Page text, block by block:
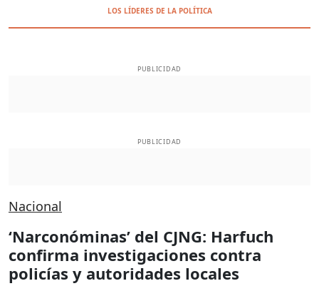
LOS LÍDERES DE LA POLÍTICA
PUBLICIDAD
PUBLICIDAD
Nacional
‘Narconóminas’ del CJNG: Harfuch
confirma investigaciones contra
policías y autoridades locales